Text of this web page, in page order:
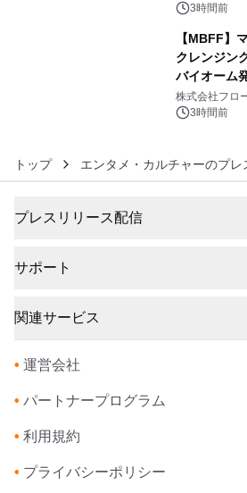
3時間前
【MBFF】
クレンジン
バイオーム
クレンジン
発売
株式会社フロ
3時間前
トップ エンタメ・カルチャーのプレ
プレスリリース配信
サポート
関連サービス
• 運営会社
• パートナープログラム
• 利用規約
• プライバシーポリシー